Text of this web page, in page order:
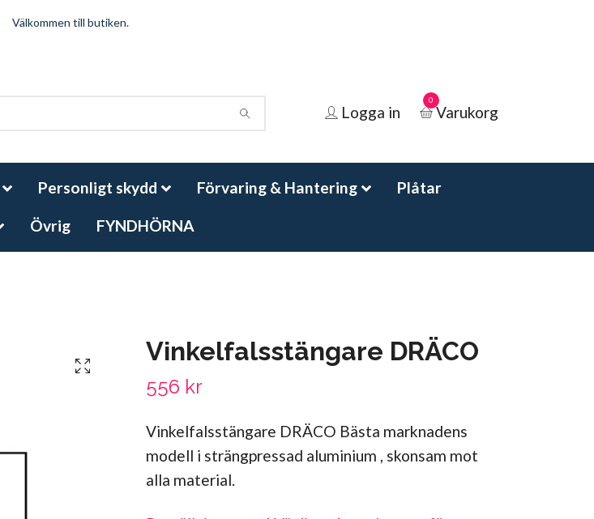
Välkommen till butiken.
Logga in
0
Varukorg
Personligt skydd Förvaring & Hantering Plåtar
Övrig FYNDHÖRNA
Vinkelfalsstängare DRÄCO
556 kr
Vinkelfalsstängare DRÄCO Bästa marknadens
modell i strängpressad aluminium , skonsam mot
alla material.